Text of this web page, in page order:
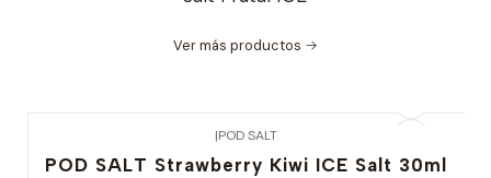
Ver más productos
|POD SALT
POD SALT Strawberry Kiwi ICE Salt 30ml